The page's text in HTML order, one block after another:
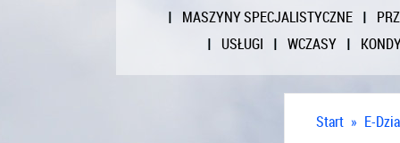
MASZYNY SPECJALISTYCZNE
USŁUGI
WCZASY
Start » E-